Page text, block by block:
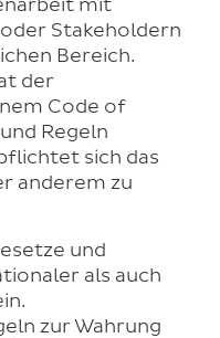
mit
Stakeholdern
Bereich.
der
Code of
Regeln
sich das
anderem zu
und
als auch
zur Wahrung